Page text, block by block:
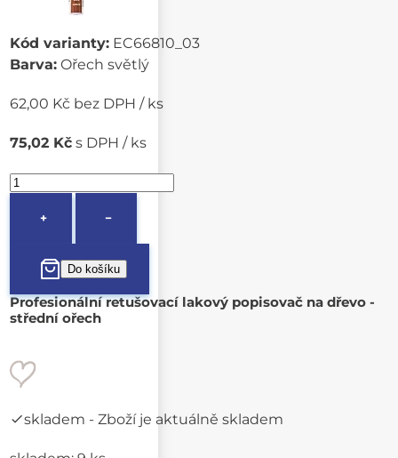
Kód varianty: EC66810_03
Barva: Ořech světlý
62,00 Kč bez DPH / ks
75,02 Kč s DPH / ks
+ −
Profesionální retušovací lakový popisovač na dřevo -
střední ořech
skladem - Zboží je aktuálně skladem